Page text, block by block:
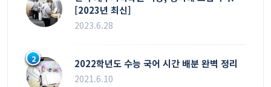
[2023년 최신]
2023.6.28
2 2022학년도 수능 국어 시간 배분 완벽 정리
2021.6.10